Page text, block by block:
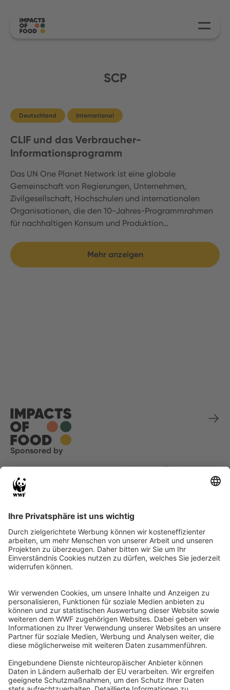
SCP
Deutschland International
CLIF und das Verbraucher-
Informationsprogramm
Das UN One Planet Network ist eine globale
Gemeinschaft von Regierungen, Unternehmen,
Zivilgesellschaft, Hochschulen und internationalen
Organisationen, die den 10-Jahres-Programmrahmen
für nachhaltigen Konsum und Produktion…
Mehr anzeigen
Sponsored by
Project partners